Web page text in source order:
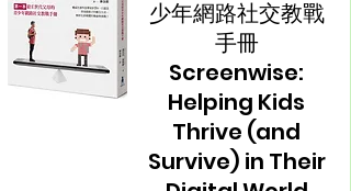
少年網路社交教戰
手冊
Screenwise:
Helping Kids
Thrive (and
Survive) in Their